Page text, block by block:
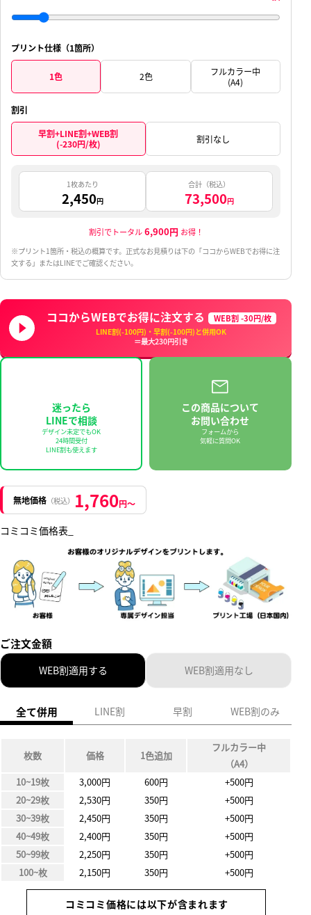
プリント仕様（1箇所）
1色 2色
フルカラー中
(A4)
割引
早割+LINE割+WEB割
(-230円/枚)
割引なし
1枚あたり
2,450円
合計（税込）
73,500円
割引でトータル6,900円 お得！
※プリント1箇所・税込の概算です。正式なお見積りは下の「ココからWEBでお得に注
文する」またはLINEでご確認ください。
ココからWEBでお得に注文する WEB割 -30円/枚
LINE割(-100円)・早割(-100円)と併用OK
＝最大230円引き
迷ったら
LINEで相談
デザイン未定でもOK
24時間受付
LINE割も使えます
この商品について
お問い合わせ
フォームから
気軽に質問OK
無地価格（税込） 1,760円〜
コミコミ価格表_
ご注文金額
WEB割適用する WEB割適用なし
全て併用 LINE割 早割 WEB割のみ
枚数 価格 1色追加
フルカラー中
（A4）
10~19枚
3,000円 600円
+500円
20~29枚
2,530円 350円
+500円
30~39枚
2,450円 350円
+500円
40~49枚
2,400円 350円
+500円
50~99枚
2,250円 350円
+500円
100~枚
2,150円 350円 +500円